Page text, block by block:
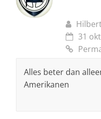
31
Alles beter dan
Amerikanen